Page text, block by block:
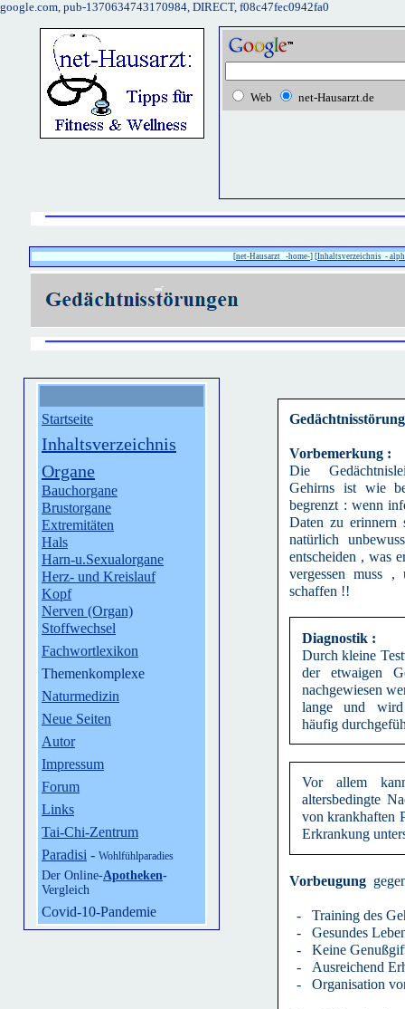
google.com, pub-1370634743170984, DIRECT, f08c47fec0942fa0
Web net-Hausarzt.de
[net-Hausarzt -home-] [Inhaltsverzeichnis -
Startseite
Inhaltsverzeichnis
Organe
Bauchorgane
Brustorgane
Extremitäten
Hals
Harn-u.Sexualorgane
Herz- und Kreislauf
Kopf
Nerven (Organ)
Stoffwechsel
Fachwortlexikon
Themenkomplexe
Naturmedizin
Neue Seiten
Autor
Impressum
Forum
Links
Tai-Chi-Zentrum
Paradisi - Wohlfühlparadies
Der Online-Apotheken-
Vergleich
Covid-10-Pandemie
Vorbemerkung :
Die
Gehirns ist wie
begrenzt : wenn
Daten zu
natürlich
entscheiden , was
vergessen muss
schaffen !!
Diagnostik :
Durch kleine
der etwaigen
nachgewiesen
lange und
häufig
Vor allem
altersbedingte
von krankhaften
Erkrankung
Vorbeugung
- Training des
- Gesundes
- Keine
- Ausreichend
- Organisation